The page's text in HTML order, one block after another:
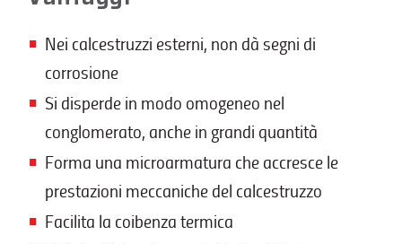
Nei calcestruzzi esterni, non dà segni di
corrosione
Si disperde in modo omogeneo nel
conglomerato, anche in grandi quantità
Forma una microarmatura che accresce le
prestazioni meccaniche del calcestruzzo
Facilita la coibenza termica